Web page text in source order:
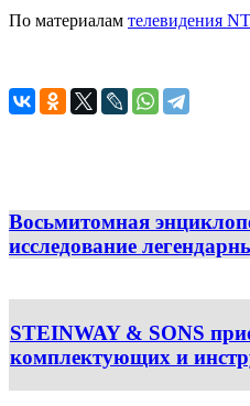
По материалам телевидения
Восьмитомная
исследование
STEINWAY & SONS
комплектующих и